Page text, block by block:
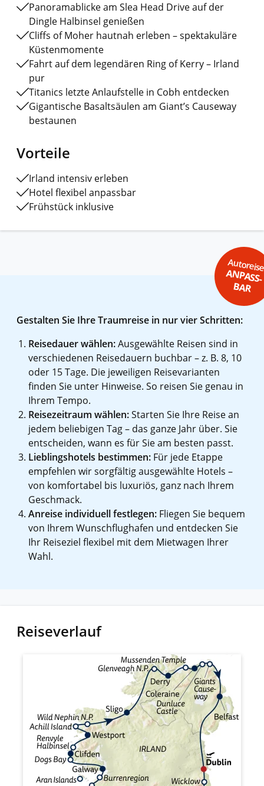
Panoramablicke am Slea Head Drive auf der
Dingle Halbinsel genießen
Cliffs of Moher hautnah erleben – spektakuläre
Küstenmomente
Fahrt auf dem legendären Ring of Kerry – Irland
pur
Titanics letzte Anlaufstelle in Cobh entdecken
Gigantische Basaltsäulen am Giant’s Causeway
bestaunen
Vorteile
Irland intensiv erleben
Hotel flexibel anpassbar
Frühstück inklusive
ANPASS-
BAR
Gestalten Sie Ihre Traumreise in nur vier Schritten:
Reisedauer wählen:Ausgewählte Reisen sind in
verschiedenen Reisedauern buchbar – z. B. 8, 10
oder 15 Tage. Die jeweiligen Reisevarianten
finden Sie unter Hinweise. So reisen Sie genau in
Ihrem Tempo.
Reisezeitraum wählen:Starten Sie Ihre Reise an
jedem beliebigen Tag – das ganze Jahr über. Sie
entscheiden, wann es für Sie am besten passt.
Lieblingshotels bestimmen: Für jede Etappe
empfehlen wir sorgfältig ausgewählte Hotels –
von komfortabel bis luxuriös, ganz nach Ihrem
Geschmack.
Anreise individuell festlegen: Fliegen Sie bequem
von Ihrem Wunschflughafen und entdecken Sie
Ihr Reiseziel flexibel mit dem Mietwagen Ihrer
Wahl.
Reiseverlauf